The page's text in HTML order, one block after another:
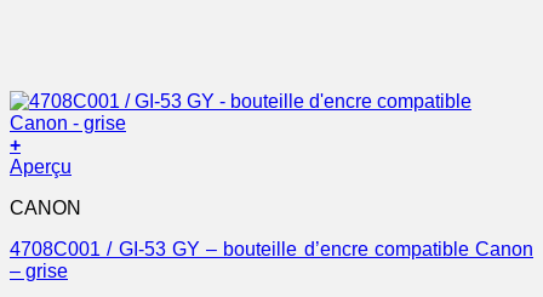
+
Aperçu
CANON
4708C001 / GI-53 GY – bouteille d’encre compatible Canon
– grise